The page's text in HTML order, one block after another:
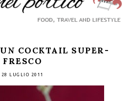
COCKTAIL SUPER-
FRESCO
28 LUGLIO 2011